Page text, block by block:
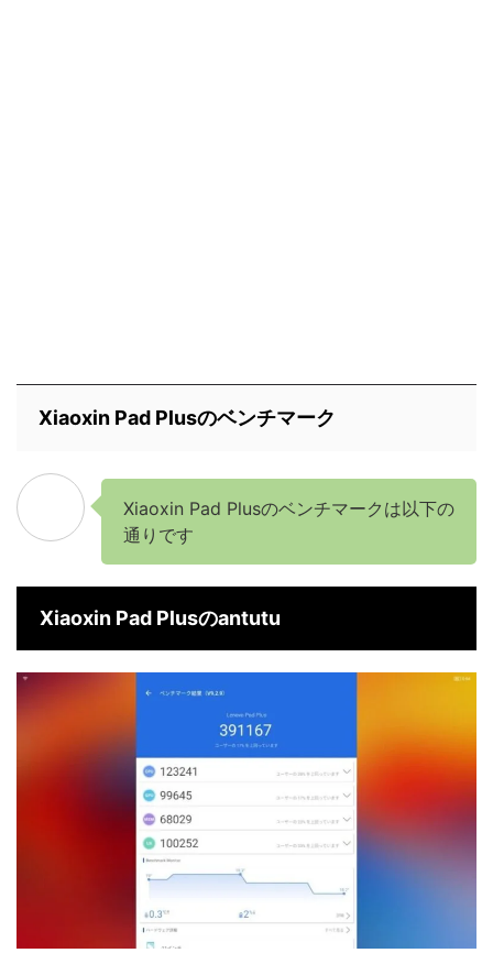
Xiaoxin Pad Plusのベンチマーク
Xiaoxin Pad Plusのベンチマークは以下の
通りです
Xiaoxin Pad Plusのantutu